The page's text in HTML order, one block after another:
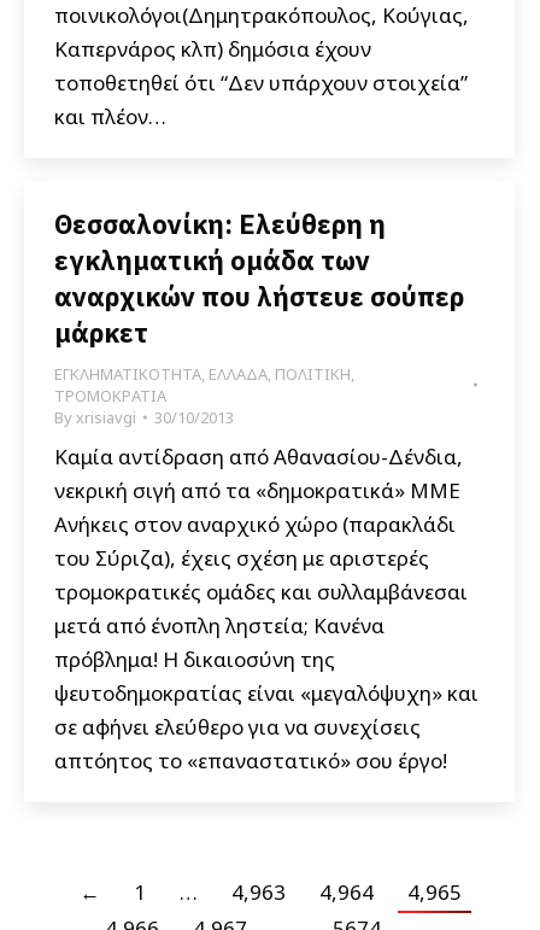
ποινικολόγοι(Δημητρακόπουλος, Κούγιας,
Καπερνάρος κλπ) δημόσια έχουν
τοποθετηθεί ότι “Δεν υπάρχουν στοιχεία”
και πλέον…
Θεσσαλονίκη: Ελεύθερη η
εγκληματική ομάδα των
αναρχικών που λήστευε σούπερ
μάρκετ
ΕΓΚΛΗΜΑΤΙΚΟΤΗΤΑ, ΕΛΛΑΔΑ, ΠΟΛΙΤΙΚΗ,
ΤΡΟΜΟΚΡΑΤΙΑ
Byxrisiavgi 30/10/2013
Καμία αντίδραση από Αθανασίου-Δένδια,
νεκρική σιγή από τα «δημοκρατικά» ΜΜΕ
Ανήκεις στον αναρχικό χώρο (παρακλάδι
του Σύριζα), έχεις σχέση με αριστερές
τρομοκρατικές ομάδες και συλλαμβάνεσαι
μετά από ένοπλη ληστεία; Κανένα
πρόβλημα! Η δικαιοσύνη της
ψευτοδημοκρατίας είναι «μεγαλόψυχη» και
σε αφήνει ελεύθερο για να συνεχίσεις
απτόητος το «επαναστατικό» σου έργο!
← 1 … 4,963 4,964
4,965